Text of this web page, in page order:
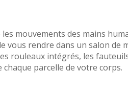
mouvements des mains
vous rendre dans un salon de
rouleaux intégrés, les
parcelle de votre corps.